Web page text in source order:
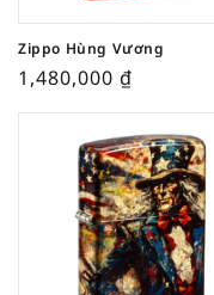
Zippo Hùng Vương
1,480,000 ₫